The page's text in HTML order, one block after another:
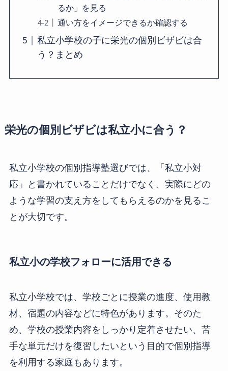
るか」を見る
通い方をイメージできるか確認する
私立小学校の子に栄光の個別ビザビは合
う？まとめ
栄光の個別ビザビは私立小に合う？
私立小学校の個別指導塾選びでは、「私立小対
応」と書かれていることだけでなく、実際にどの
ような学習の支え方をしてもらえるのかを見るこ
とが大切です。
私立小の学校フォローに活用できる
私立小学校では、学校ごとに授業の進度、使用教
材、宿題の内容などに特色があります。そのた
め、学校の授業内容をしっかり定着させたい、苦
手な単元だけを復習したいという目的で個別指導
を利用する家庭もあります。